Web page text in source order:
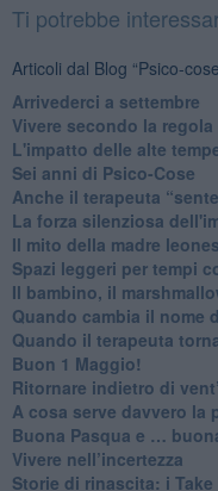
Ti potrebbe
Articoli dal Blog “Psico-
​Arrivederci a settembre
​Vivere secondo la
​L'impatto delle alte
Sei anni di Psico-Cose
​Anche il terapeuta
​La forza silenziosa
​Il mito della madre
Spazi leggeri per tempi
Il bambino, il
​Quando cambia il nome
​Quando il terapeuta
​Buon 1 Maggio!
Ritornare indietro di
​A cosa serve davvero la
​Buona Pasqua e …
​Vivere nell’incertezza
​Storie di rinascita: i Take